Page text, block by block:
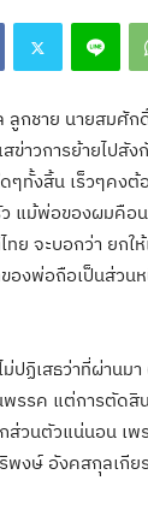
ลูกชาย นายสมศั
ข่าวการย้ายไปสัง
ๆทั้งสิ้น เร็วๆคง
แม้พ่อของผมคือ
ย จะบอกว่า ยกใ
องพ่อถือเป็นส่วน
ม่ปฏิเสธว่าที่ผ่านม
รรค แต่การตัดสิ
ส่วนตัวแน่นอน เพ
พงษ์ อังคสกุลเกี